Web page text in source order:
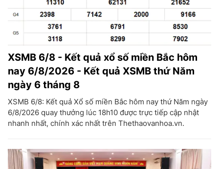
XSMB 6/8 - Kết quả xổ số miền Bắc hôm
nay 6/8/2026 - Kết quả XSMB thứ Năm
ngày 6 tháng 8
XSMB 6/8: Kết quả Xổ số miền Bắc hôm nay thứ Năm ngày
6/8/2026 quay thưởng lúc 18h10 được trực tiếp cập nhật
nhanh nhất, chính xác nhất trên Thethaovanhoa.vn.